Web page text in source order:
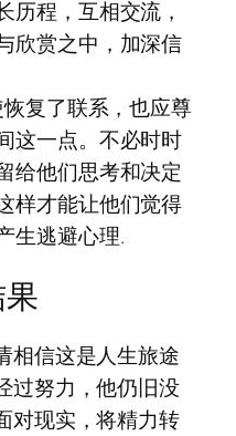
历程，互相交流，
欣赏之中，加深信
复了联系，也应尊
这一点。不必时时
给他们思考和决定
样才能让他们觉得
生逃避心理.
相信这是人生旅途
过努力，他仍旧没
对现实，将精力转